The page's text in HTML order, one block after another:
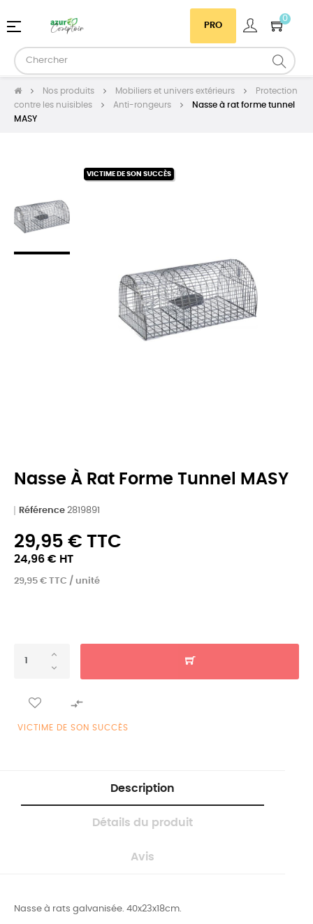
PRO
0
Basculer
navigation
☰
Nos produits Mobiliers et univers extérieurs
Protection
contre les nuisibles
Anti-rongeurs
Nasse à rat forme tunnel
MASY
VICTIME DE SON SUCCÈS
Nasse À Rat Forme Tunnel MASY
Référence 2819891
29,95 € TTC
24,96 € HT
29,95 € TTC / unité

VICTIME DE SON SUCCÈS
Description
Détails du produit
Avis
Nasse à rats galvanisée. 40x23x18cm.